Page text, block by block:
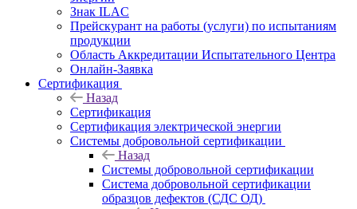
Знак ILAC
Прейскурант на работы (услуги) по испытаниям
продукции
Область Аккредитации Испытательного Центра
Онлайн-Заявка
Сертификация
Назад
Сертификация
Сертификация электрической энергии
Системы добровольной сертификации
Назад
Системы добровольной сертификации
Система добровольной сертификации
образцов дефектов (СДС ОД)